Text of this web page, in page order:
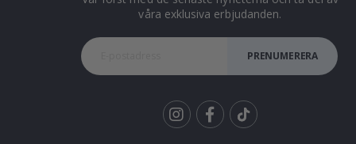
våra exklusiva erbjudanden.
PRENUMERERA